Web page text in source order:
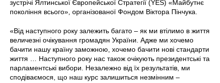
зустрічі Ялтинської Європейської Стратегії (YES) «Майбутнє
покоління всього», організованої Фондом Віктора Пінчука.
«Від наступного року залежить багато – як ми втілимо в життя
величезні очікування громадян України. Адже ми хочемо
бачити нашу країну заможною, хочемо бачити нові стандарти
життя … Наступного року нас також очікують президентські та
парламентські вибори. Незалежно від їх результатів, ми
сподіваємося, що наш курс залишиться незмінним –